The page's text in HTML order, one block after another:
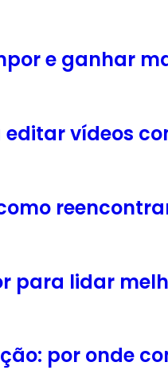
e ganhar
vídeos
para lidar
por onde